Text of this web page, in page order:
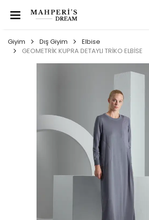
Giyim Dış Giyim
Elbise
GEOMETRİK KUPRA DETAYLI TRİKO ELBİSE